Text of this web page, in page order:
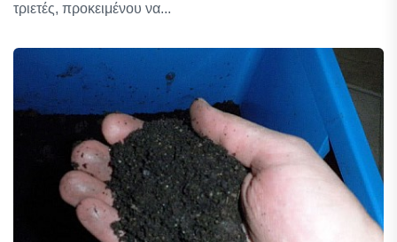
τριετές, προκειμένου να...